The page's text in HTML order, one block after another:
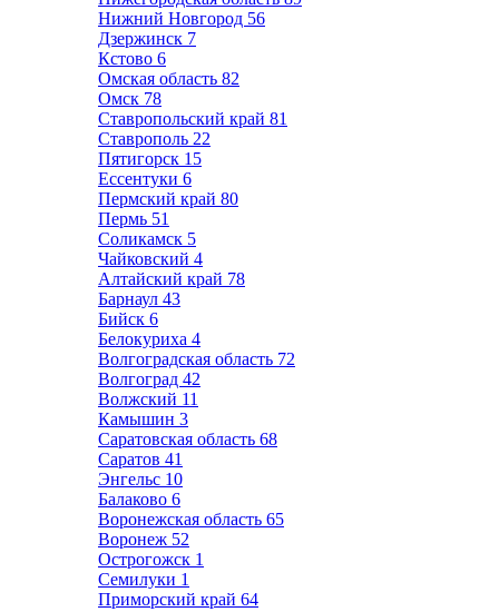
Нижний Новгород 56
Дзержинск 7
Кстово 6
Омская область 82
Омск 78
Ставропольский край 81
Ставрополь 22
Пятигорск 15
Ессентуки 6
Пермский край 80
Пермь 51
Соликамск 5
Чайковский 4
Алтайский край 78
Барнаул 43
Бийск 6
Белокуриха 4
Волгоградская область 72
Волгоград 42
Волжский 11
Камышин 3
Саратовская область 68
Саратов 41
Энгельс 10
Балаково 6
Воронежская область 65
Воронеж 52
Острогожск 1
Семилуки 1
Приморский край 64